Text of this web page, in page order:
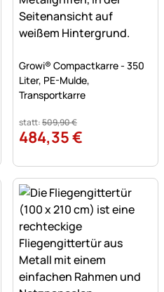
Growi® Compactkarre - 350
Liter, PE-Mulde,
Transportkarre
statt:509,90€
484,35€